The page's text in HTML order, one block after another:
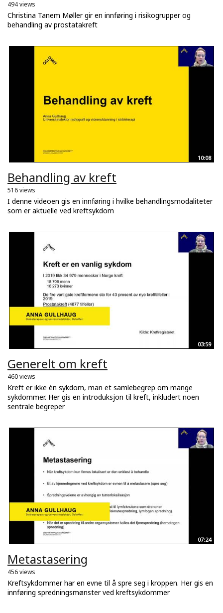
494 views
Christina Tanem Møller gir en innføring i risikogrupper og
behandling av prostatakreft
10:08
Behandling av kreft
516 views
I denne videoen gis en innføring i hvilke behandlingsmodaliteter
som er aktuelle ved kreftsykdom
03:59
Generelt om kreft
460 views
Kreft er ikke èn sykdom, man et samlebegrep om mange
sykdommer. Her gis en introduksjon til kreft, inkludert noen
sentrale begreper
07:24
Metastasering
456 views
Kreftsykdommer har en evne til å spre seg i kroppen. Her gis en
innføring spredningsmønster ved kreftsykdommer